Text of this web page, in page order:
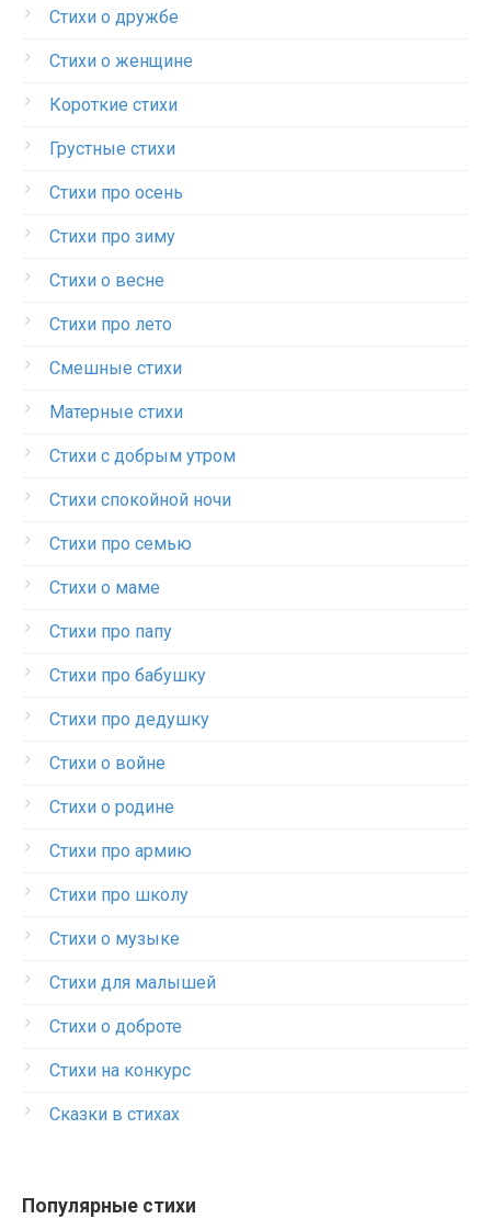
Стихи о дружбе
Стихи о женщине
Короткие стихи
Грустные стихи
Стихи про осень
Стихи про зиму
Стихи о весне
Стихи про лето
Смешные стихи
Матерные стихи
Стихи с добрым утром
Стихи спокойной ночи
Стихи про семью
Стихи о маме
Стихи про папу
Стихи про бабушку
Стихи про дедушку
Стихи о войне
Стихи о родине
Стихи про армию
Стихи про школу
Стихи о музыке
Стихи для малышей
Стихи о доброте
Стихи на конкурс
Сказки в стихах
Популярные стихи